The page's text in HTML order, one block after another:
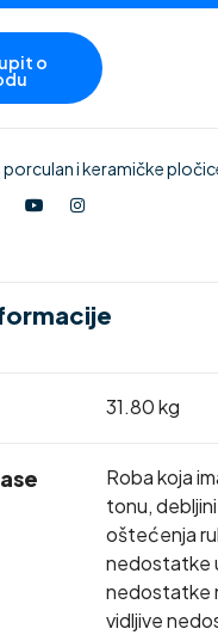
porculan i keramičke
31.80 kg
Roba koja
tonu,
oštećenja
nedostatke
nedostatke
vidljive